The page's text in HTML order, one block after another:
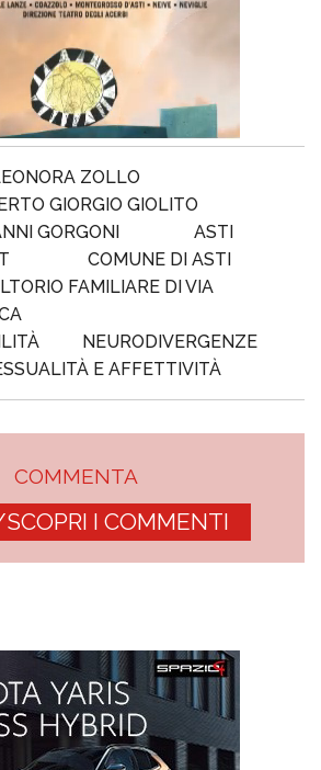
ZOLLO
GIORGIO GIOLITO
GORGONI
ASTI
COMUNE DI ASTI
FAMILIARE DI VIA
NEURODIVERGENZE
E AFFETTIVITÀ
COMMENTA
I COMMENTI